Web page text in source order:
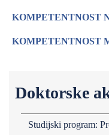
Doktorske
Studijski program:
KOMPETENTNOST
KOMPETENTNOST